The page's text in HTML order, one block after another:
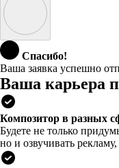
Спасибо!
Ваша заявка успешно
Ваша карьера
Композитор в разных
Будете не только
но и озвучивать